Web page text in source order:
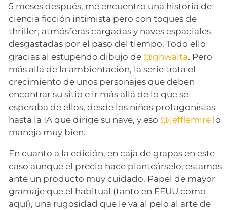
5 meses después, me encuentro una historia de
ciencia ficción intimista pero con toques de
thriller, atmósferas cargadas y naves espaciales
desgastadas por el paso del tiempo. Todo ello
gracias al estupendo dibujo de @ghwalta. Pero
más allá de la ambientación, la serie trata el
crecimiento de unos personajes que deben
encontrar su sitio e ir más allá de lo que se
esperaba de ellos, desde los niños protagonistas
hasta la IA que dirige su nave, y eso @jefflemire lo
maneja muy bien.
En cuanto a la edición, en caja de grapas en este
caso aunque el precio hace planteárselo, estamos
ante un producto muy cuidado. Papel de mayor
gramaje que el habitual (tanto en EEUU como
aquí), una rugosidad que le va al pelo al arte de